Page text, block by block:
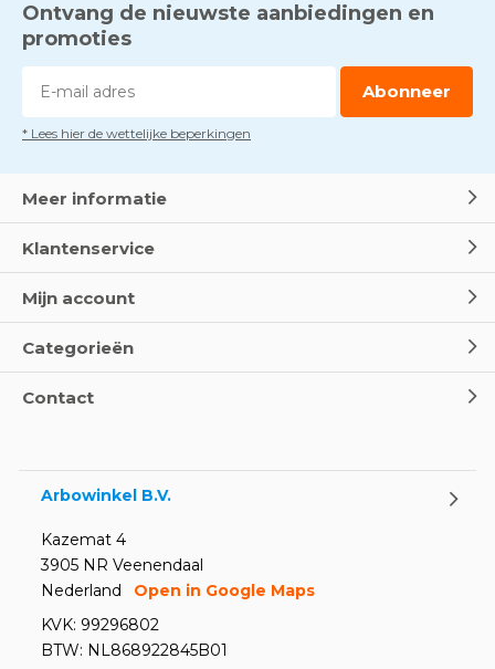
Voorkom brand met
rookmelders, hittemelders en
DoorMarco van Arbowinkel.nl
Dag van de BHV - Als elke
Oogspoel flessen en
Ontvang de nieuwste aanbiedingen en
promoties
Abonneer
* Lees hier de wettelijke beperkingen
Meer informatie
Klantenservice
Mijn account
Categorieën
Contact
Arbowinkel B.V.
Kazemat 4
3905 NR Veenendaal
Nederland
Open in Google Maps
KVK: 99296802
BTW: NL868922845B01